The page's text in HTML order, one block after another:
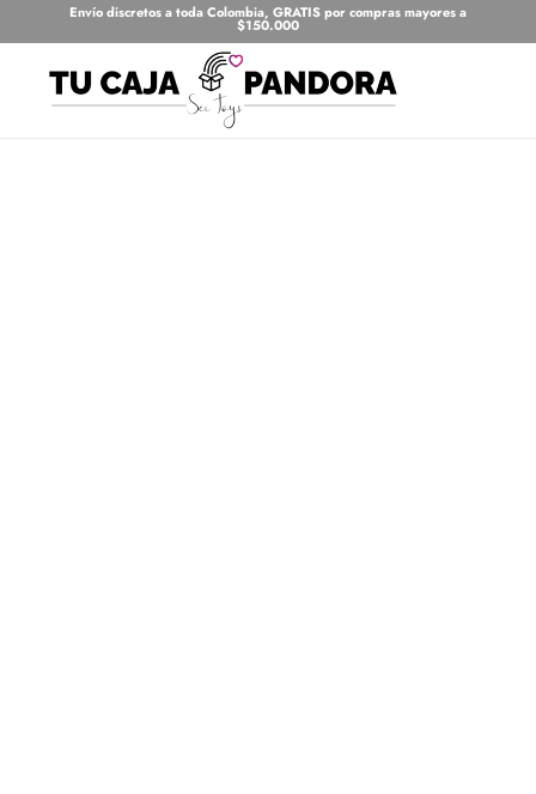
Envío discretos a toda Colombia, GRATIS por compras mayores a
$150.000